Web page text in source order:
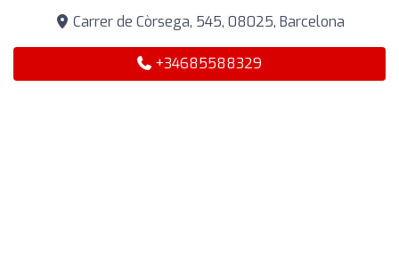
Carrer de Còrsega, 545, 08025, Barcelona
+34685588329